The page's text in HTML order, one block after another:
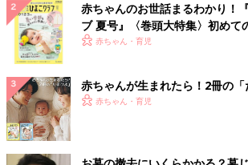
赤ちゃんのお世話まるわかり！
ブ 夏号』〈巻頭大特集〉初めて
く！ おっぱい・ミルクの基本と
赤ちゃん・育児
赤ちゃんが生まれたら！2冊の「
赤ちゃん・育児